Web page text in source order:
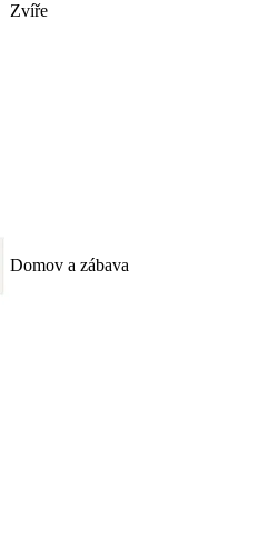
Zvíře
Domov a zábava